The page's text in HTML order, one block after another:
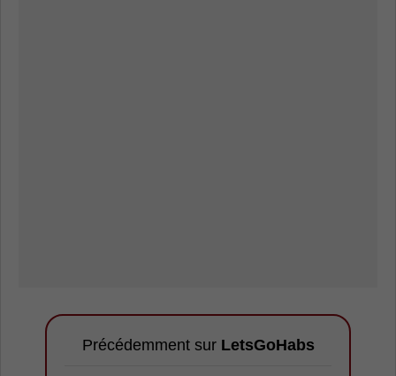
Précédemment sur LetsGoHabs